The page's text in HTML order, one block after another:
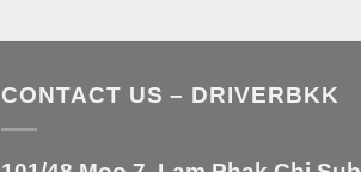
CONTACT US – DRIVERBKK